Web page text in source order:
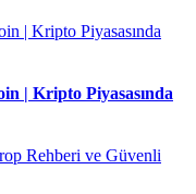
| Kripto Piyasasında